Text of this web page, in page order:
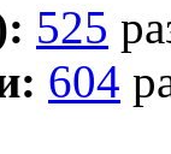
525
604